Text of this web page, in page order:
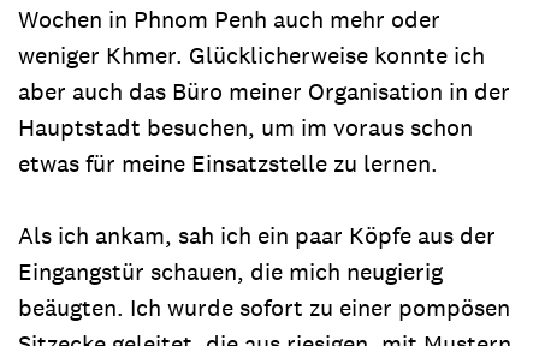
Wochen in Phnom Penh auch mehr oder
weniger Khmer. Glücklicherweise konnte ich
aber auch das Büro meiner Organisation in der
Hauptstadt besuchen, um im voraus schon
etwas für meine Einsatzstelle zu lernen.
Als ich ankam, sah ich ein paar Köpfe aus der
Eingangstür schauen, die mich neugierig
beäugten. Ich wurde sofort zu einer pompösen